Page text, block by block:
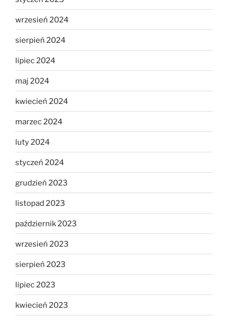
wrzesień 2024
sierpień 2024
lipiec 2024
maj 2024
kwiecień 2024
marzec 2024
luty 2024
styczeń 2024
grudzień 2023
listopad 2023
październik 2023
wrzesień 2023
sierpień 2023
lipiec 2023
kwiecień 2023